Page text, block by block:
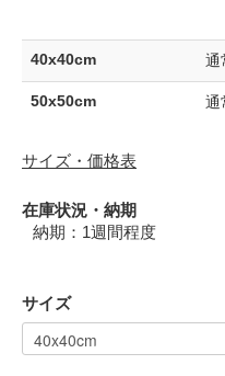
40x40cm 通
50x50cm 通
サイズ・価格表
在庫状況・納期
納期：1週間程度
サイズ